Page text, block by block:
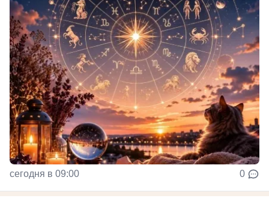
сегодня в 09:00 0